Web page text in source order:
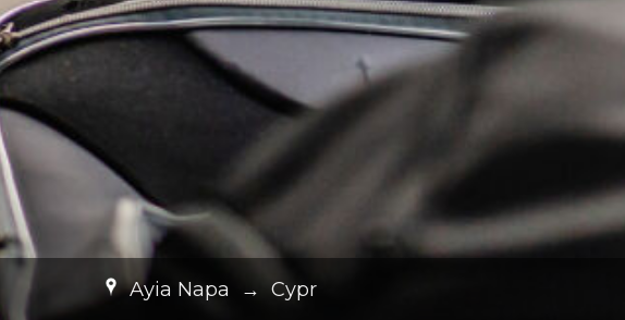
Ayia Napa → Cypr